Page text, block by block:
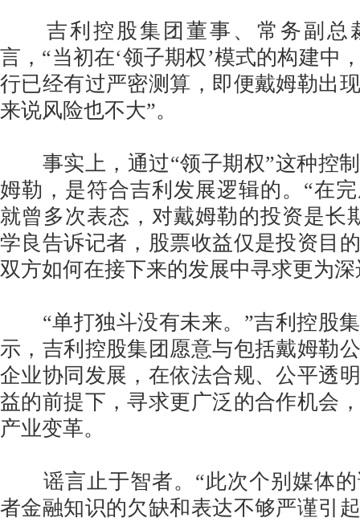
吉利控股集团董事、常务副总
言，“当初在‘领子期权’模式的构建中
行已经有过严密测算，即便戴姆勒出
来说风险也不大”。
事实上，通过“领子期权”这种控制
姆勒，是符合吉利发展逻辑的。“在
就曾多次表态，对戴姆勒的投资是长
学良告诉记者，股票收益仅是投资目
双方如何在接下来的发展中寻求更为
“单打独斗没有未来。”吉利控股集
示，吉利控股集团愿意与包括戴姆勒
企业协同发展，在依法合规、公平透
益的前提下，寻求更广泛的合作机会
产业变革。
谣言止于智者。“此次个别媒体的
者金融知识的欠缺和表达不够严谨引